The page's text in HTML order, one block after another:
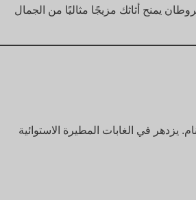
يمنح أثاثك مزيجًا مثاليًا من الجمال
يزدهر في الغابات المطيرة الاستوائية